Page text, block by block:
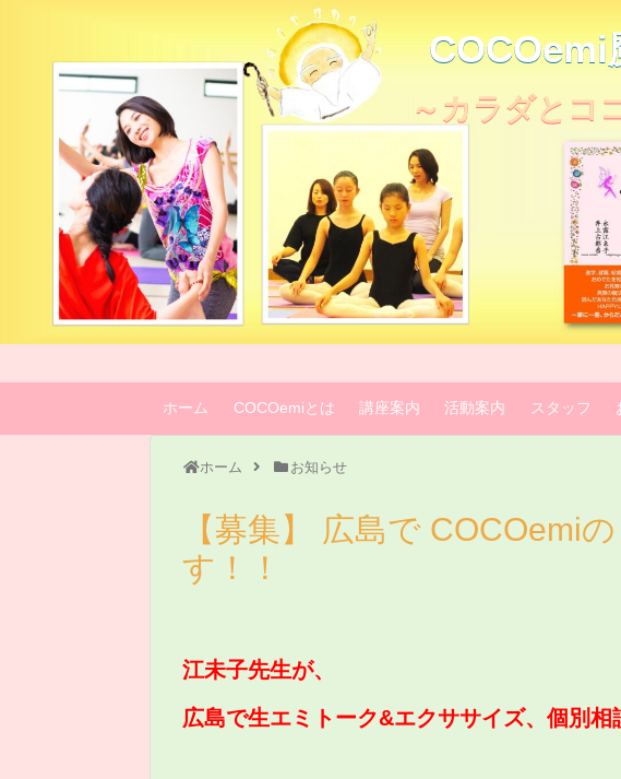
COCOemi
～カラダとコ
ホーム COCOemiとは 講座案内 活動案内 スタッフ
ホーム お知らせ
【募集】 広島で COCOemi
す！！
江未子先生が、
広島で生エミトーク&エクササイズ、個別相